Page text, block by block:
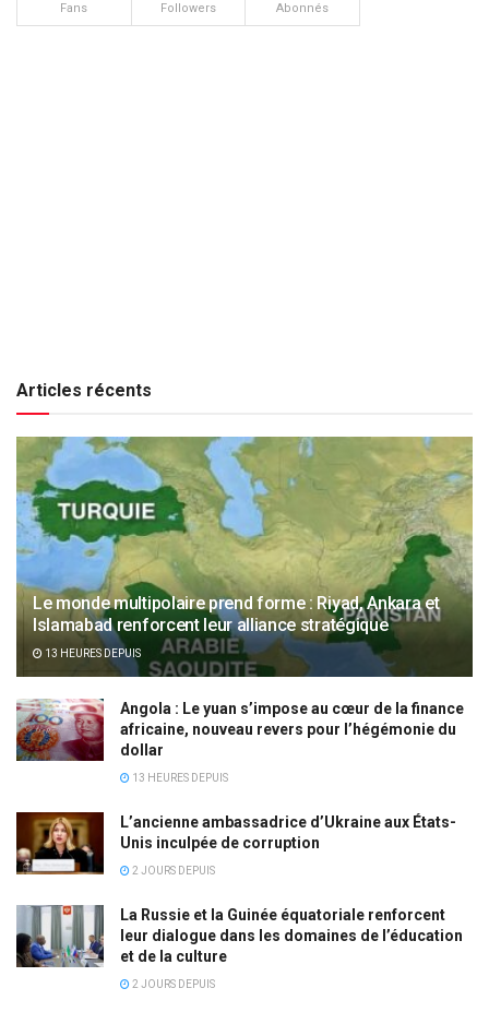
Fans Followers Abonnés
Articles récents
Le monde multipolaire prend forme : Riyad, Ankara et
Islamabad renforcent leur alliance stratégique
13 HEURES DEPUIS
Angola : Le yuan s’impose au cœur de la finance
africaine, nouveau revers pour l’hégémonie du
dollar
13 HEURES DEPUIS
L’ancienne ambassadrice d’Ukraine aux États-
Unis inculpée de corruption
2 JOURS DEPUIS
La Russie et la Guinée équatoriale renforcent
leur dialogue dans les domaines de l’éducation
et de la culture
2 JOURS DEPUIS